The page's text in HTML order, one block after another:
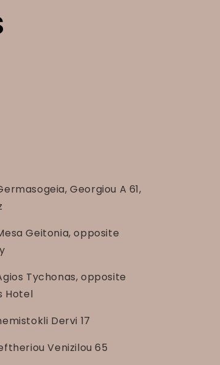
Georgiou A 61,
Geitonia, opposite
Tychonas, opposite
Hotel
Dervi 17
Venizilou 65